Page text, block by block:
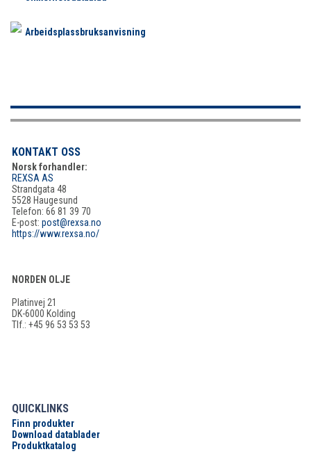
Arbeidsplassbruksanvisning
KONTAKT OSS
Norsk forhandler:
REXSA AS
Strandgata 48
5528 Haugesund
Telefon: 66 81 39 70
E-post: post@rexsa.no
https://www.rexsa.no/
NORDEN OLJE
Platinvej 21
DK-6000 Kolding
Tlf.: +45 96 53 53 53
QUICKLINKS
Finn produkter
Download datablader
Produktkatalog